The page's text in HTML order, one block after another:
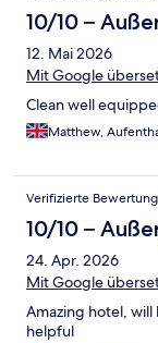
10/10 –
12. Mai 2026
Mit Google
Clean well
Matthew,
Verifizierte Bewertung
10/10 –
24. Apr. 2026
Mit Google
Amazing hotel,
helpful